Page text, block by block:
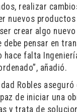
realizar
nuevos
crear algo
debe pensar en
hace falta
añadió.
Robles aseguró
de iniciar una
y trata de